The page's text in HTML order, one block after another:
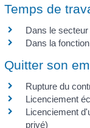
Temps de
Dans le
Dans la
Quitter son
Rupture du
Licenciement
Licenciement
privé)